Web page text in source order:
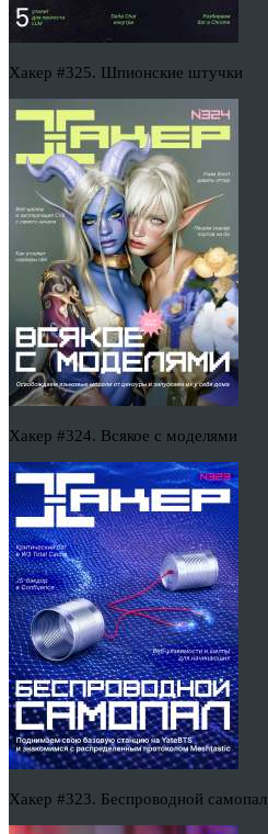
Хакер #325. Шпионские штучки
Хакер #324. Всякое с моделями
Хакер #323. Беспроводной самопал